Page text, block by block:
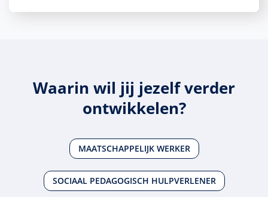
Waarin wil jij jezelf verder
ontwikkelen?
MAATSCHAPPELIJK WERKER
SOCIAAL PEDAGOGISCH HULPVERLENER